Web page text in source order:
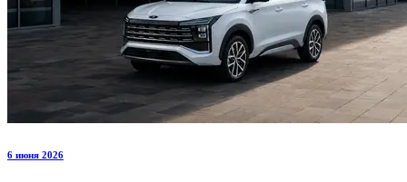
6 июня 2026